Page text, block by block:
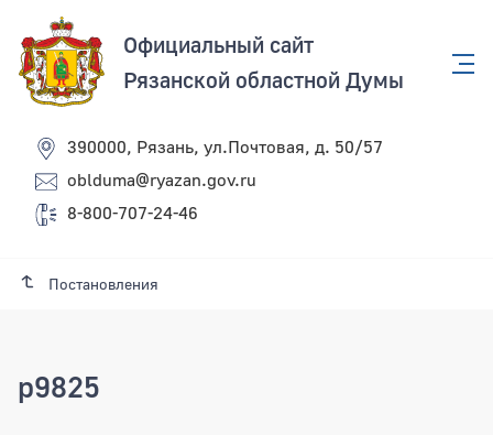
Официальный сайт
Рязанской областной Думы
390000, Рязань, ул.Почтовая, д. 50/57
oblduma@ryazan.gov.ru
8-800-707-24-46
Постановления
p9825